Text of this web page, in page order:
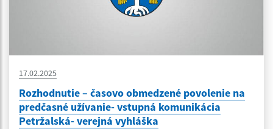
17.02.2025
Rozhodnutie – časovo obmedzené povolenie na
predčasné užívanie- vstupná komunikácia
Petržalská- verejná vyhláška